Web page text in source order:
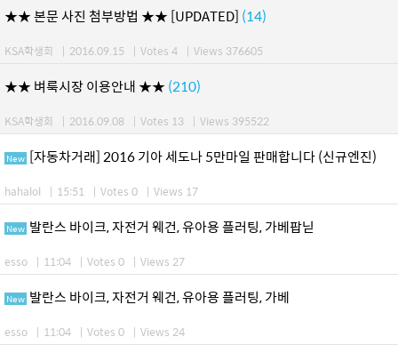
★★ 본문 사진 첨부방법 ★★ [UPDATED] (14)
KSA학생회 | 2016.09.15 | Votes 4 | Views 376605
★★ 벼룩시장 이용안내 ★★ (210)
KSA학생회 | 2016.09.08 | Votes 13 | Views 395522
New [자동차거래] 2016 기아 세도나 5만마일 판매합니다 (신규엔진)
hahalol | 15:51 | Votes 0 | Views 17
New 발란스 바이크, 자전거 웨건, 유아용 플러팅, 가베팝닏
esso | 11:04 | Votes 0 | Views 27
New 발란스 바이크, 자전거 웨건, 유아용 플러팅, 가베
esso | 11:04 | Votes 0 | Views 24